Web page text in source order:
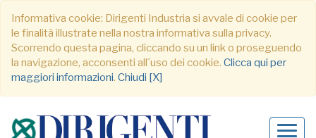
Informativa cookie: Dirigenti Industria si avvale di cookie per
le finalità illustrate nella nostra informativa sulla privacy.
Scorrendo questa pagina, cliccando su un link o proseguendo
la navigazione, acconsenti all´uso dei cookie. Clicca qui per
maggiori informazioni. Chiudi [X]